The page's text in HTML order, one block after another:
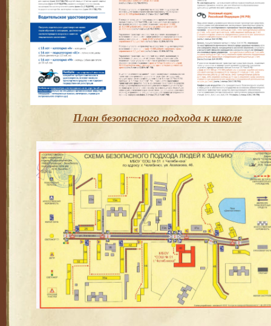
План безопасного подхода к школе